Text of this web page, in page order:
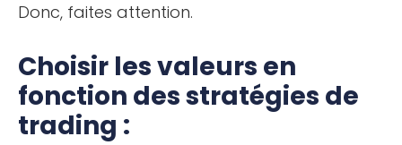
Donc, faites attention.
Choisir les valeurs en
fonction des stratégies de
trading :